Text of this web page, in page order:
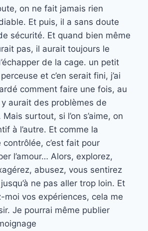
on ne fait jamais rien
Et puis, il a sans doute
sécurité. Et quand bien même
pas, il aurait toujours le
de la cage. un petit
et c’en serait fini, j’ai
comment faire une fois, au
aurait des problèmes de
surtout, si l’on s’aime, on
à l’autre. Et comme la
contrôlée, c’est fait pour
l’amour… Alors, explorez,
abusez, vous sentirez
ne pas aller trop loin. Et
moi vos expériences, cela me
Je pourrai même publier